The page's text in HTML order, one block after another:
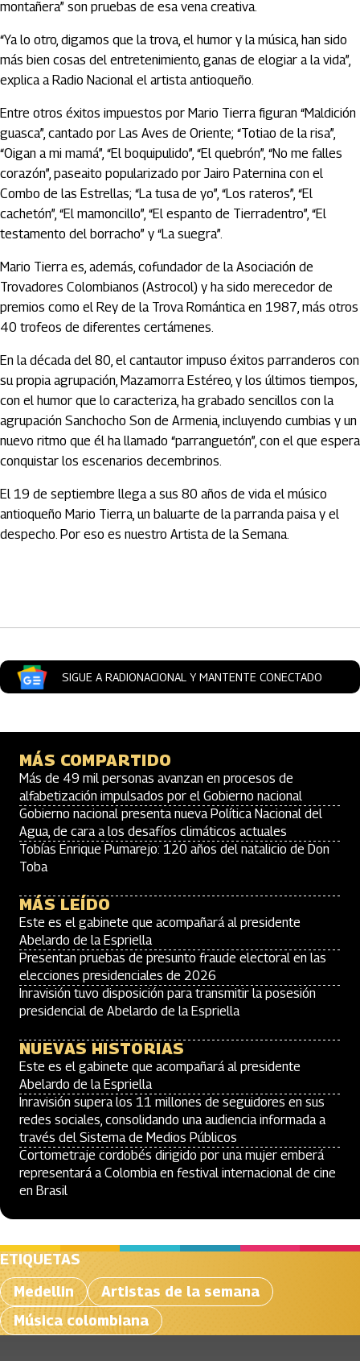
montañera” son pruebas de esa vena creativa.
“Ya lo otro, digamos que la trova, el humor y la música, han sido
más bien cosas del entretenimiento, ganas de elogiar a la vida”,
explica a Radio Nacional el artista antioqueño.
Entre otros éxitos impuestos por Mario Tierra figuran “Maldición
guasca”, cantado por Las Aves de Oriente; “Totiao de la risa”,
“Oigan a mi mamá”, “El boquipulido”, “El quebrón”, “No me falles
corazón”, paseaito popularizado por Jairo Paternina con el
Combo de las Estrellas; “La tusa de yo”, “Los rateros”, “El
cachetón”, “El mamoncillo”, “El espanto de Tierradentro”, “El
testamento del borracho” y “La suegra”.
Mario Tierra es, además, cofundador de la Asociación de
Trovadores Colombianos (Astrocol) y ha sido merecedor de
premios como el Rey de la Trova Romántica en 1987, más otros
40 trofeos de diferentes certámenes.
En la década del 80, el cantautor impuso éxitos parranderos con
su propia agrupación, Mazamorra Estéreo, y los últimos tiempos,
con el humor que lo caracteriza, ha grabado sencillos con la
agrupación Sanchocho Son de Armenia, incluyendo cumbias y un
nuevo ritmo que él ha llamado “parranguetón”, con el que espera
conquistar los escenarios decembrinos.
El 19 de septiembre llega a sus 80 años de vida el músico
antioqueño Mario Tierra, un baluarte de la parranda paisa y el
despecho. Por eso es nuestro Artista de la Semana.
SIGUE A RADIONACIONAL Y MANTENTE CONECTADO
MÁS COMPARTIDO
Más de 49 mil personas avanzan en procesos de
alfabetización impulsados por el Gobierno nacional
Gobierno nacional presenta nueva Política Nacional del
Agua, de cara a los desafíos climáticos actuales
Tobías Enrique Pumarejo: 120 años del natalicio de Don
Toba
MÁS LEÍDO
Este es el gabinete que acompañará al presidente
Abelardo de la Espriella
Presentan pruebas de presunto fraude electoral en las
elecciones presidenciales de 2026
Inravisión tuvo disposición para transmitir la posesión
presidencial de Abelardo de la Espriella
NUEVAS HISTORIAS
Este es el gabinete que acompañará al presidente
Abelardo de la Espriella
Inravisión supera los 11 millones de seguidores en sus
redes sociales, consolidando una audiencia informada a
través del Sistema de Medios Públicos
Cortometraje cordobés dirigido por una mujer emberá
representará a Colombia en festival internacional de cine
en Brasil
ETIQUETAS
Medellin
Artistas de la semana
Música colombiana